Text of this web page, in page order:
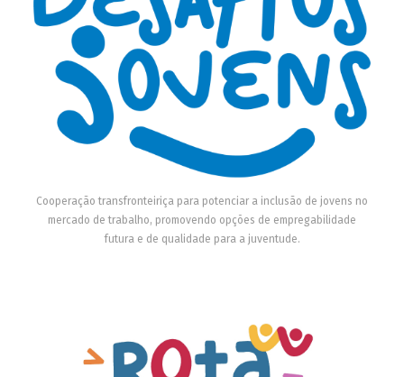
Cooperação transfronteiriça para potenciar a inclusão de jovens no
mercado de trabalho, promovendo opções de empregabilidade
futura e de qualidade para a juventude.